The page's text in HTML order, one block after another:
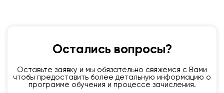
Остались вопросы?
Оставьте заявку и мы обязательно свяжемся с Вами
чтобы предоставить более детальную информацию о
программе обучения и процессе зачисления.